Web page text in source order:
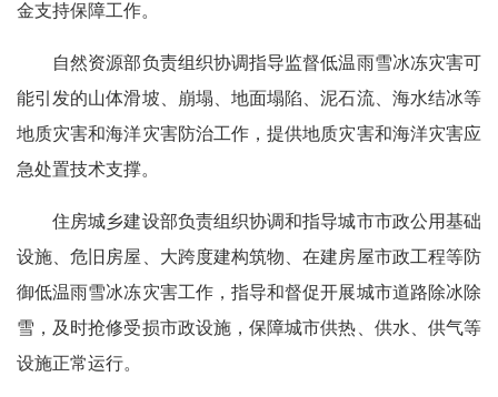
金支持保障工作。
自然资源部负责组织协调指导监督低温雨雪冰冻灾害可
能引发的山体滑坡、崩塌、地面塌陷、泥石流、海水结冰等
地质灾害和海洋灾害防治工作，提供地质灾害和海洋灾害应
急处置技术支撑。
住房城乡建设部负责组织协调和指导城市市政公用基础
设施、危旧房屋、大跨度建构筑物、在建房屋市政工程等防
御低温雨雪冰冻灾害工作，指导和督促开展城市道路除冰除
雪，及时抢修受损市政设施，保障城市供热、供水、供气等
设施正常运行。